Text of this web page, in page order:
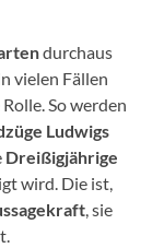
durchaus
vielen Fällen
So werden
Ludwigs
Dreißigjährige
wird. Die ist,
, sie